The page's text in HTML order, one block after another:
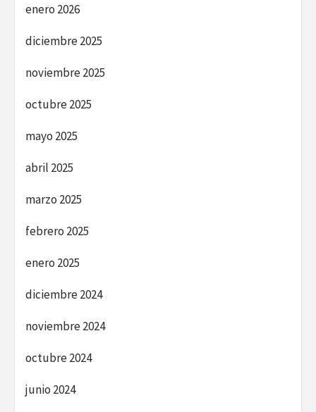
enero 2026
diciembre 2025
noviembre 2025
octubre 2025
mayo 2025
abril 2025
marzo 2025
febrero 2025
enero 2025
diciembre 2024
noviembre 2024
octubre 2024
junio 2024